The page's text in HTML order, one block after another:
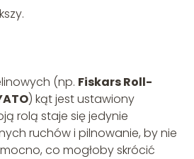
(np. Fiskars Roll-
) kąt jest ustawiony
rolą staje się jedynie
ruchów i pilnowanie, by nie
co mogłoby skrócić